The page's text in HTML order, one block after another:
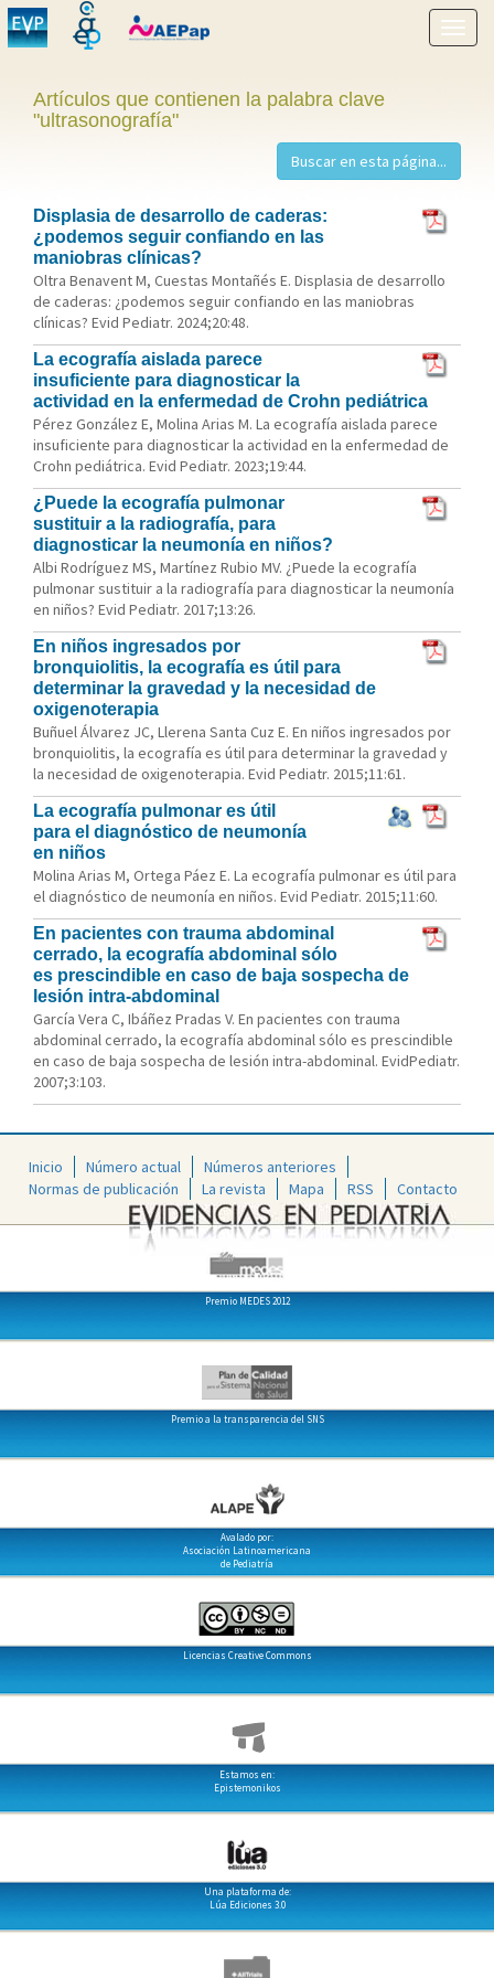
menú
Artículos que contienen la palabra clave
"ultrasonografía"
Displasia de desarrollo de caderas:
¿podemos seguir confiando en las
maniobras clínicas?
Oltra Benavent M, Cuestas Montañés E. Displasia de desarrollo
de caderas: ¿podemos seguir confiando en las maniobras
clínicas? Evid Pediatr. 2024;20:48.
La ecografía aislada parece
insuficiente para diagnosticar la
actividad en la enfermedad de Crohn pediátrica
Pérez González E, Molina Arias M. La ecografía aislada parece
insuficiente para diagnosticar la actividad en la enfermedad de
Crohn pediátrica. Evid Pediatr. 2023;19:44.
¿Puede la ecografía pulmonar
sustituir a la radiografía, para
diagnosticar la neumonía en niños?
Albi Rodríguez MS, Martínez Rubio MV. ¿Puede la ecografía
pulmonar sustituir a la radiografía para diagnosticar la neumonía
en niños? Evid Pediatr. 2017;13:26.
En niños ingresados por
bronquiolitis, la ecografía es útil para
determinar la gravedad y la necesidad de
oxigenoterapia
Buñuel Álvarez JC, Llerena Santa Cuz E. En niños ingresados por
bronquiolitis, la ecografía es útil para determinar la gravedad y
la necesidad de oxigenoterapia. Evid Pediatr. 2015;11:61.
La ecografía pulmonar es útil
para el diagnóstico de neumonía
en niños
Molina Arias M, Ortega Páez E. La ecografía pulmonar es útil para
el diagnóstico de neumonía en niños. Evid Pediatr. 2015;11:60.
En pacientes con trauma abdominal
cerrado, la ecografía abdominal sólo
es prescindible en caso de baja sospecha de
lesión intra-abdominal
García Vera C, Ibáñez Pradas V. En pacientes con trauma
abdominal cerrado, la ecografía abdominal sólo es prescindible
en caso de baja sospecha de lesión intra-abdominal. EvidPediatr.
2007;3:103.
Inicio Número actual
Números anteriores
Normas de publicación
La revista Mapa RSS Contacto
Premio MEDES 2012
Premio a la transparencia del SNS
Avalado por:
Asociación Latinoamericana
de Pediatría
Licencias Creative Commons
Estamos en:
Epistemonikos
Una plataforma de:
Lúa Ediciones 3.0